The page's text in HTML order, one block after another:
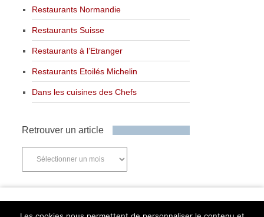
Restaurants Normandie
Restaurants Suisse
Restaurants à l’Etranger
Restaurants Etoilés Michelin
Dans les cuisines des Chefs
Retrouver un article